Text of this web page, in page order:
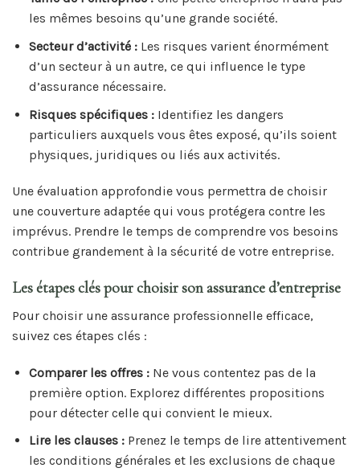
les mêmes besoins qu’une grande société.
Secteur d’activité :Les risques varient énormément
d’un secteur à un autre, ce qui influence le type
d’assurance nécessaire.
Risques spécifiques :Identifiez les dangers
particuliers auxquels vous êtes exposé, qu’ils soient
physiques, juridiques ou liés aux activités.
Une évaluation approfondie vous permettra de choisir
une couverture adaptée qui vous protégera contre les
imprévus. Prendre le temps de comprendre vos besoins
contribue grandement à la sécurité de votre entreprise.
Les étapes clés pour choisir son assurance d’entreprise
Pour choisir une assurance professionnelle efficace,
suivez ces étapes clés :
Comparer les offres :Ne vous contentez pas de la
première option. Explorez différentes propositions
pour détecter celle qui convient le mieux.
Lire les clauses :Prenez le temps de lire attentivement
les conditions générales et les exclusions de chaque